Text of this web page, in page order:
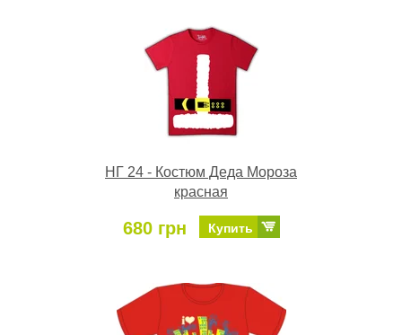
НГ 24 - Костюм Деда Мороза
красная
680 грн Купить